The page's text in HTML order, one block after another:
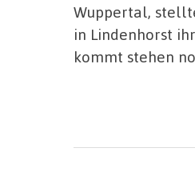
Wuppertal,
in Lindenhorst
kommt stehen